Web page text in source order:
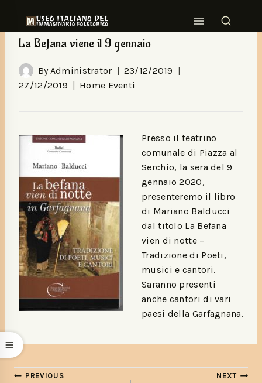
HOME EVENTI
La Befana viene il 9 gennaio
ByAdministrator
23/12/2019
27/12/2019
Home Eventi
Presso il teatrino
comunale di Piazza al
Serchio, la sera del 9
gennaio 2020,
presenteremo il libro
di Mariano Balducci
dal titolo La Befana
vien di notte –
Tradizione di Poeti,
musici e cantori.
Saranno presenti
anche cantori di vari
paesi della Garfagnana.
PREVIOUS NEXT